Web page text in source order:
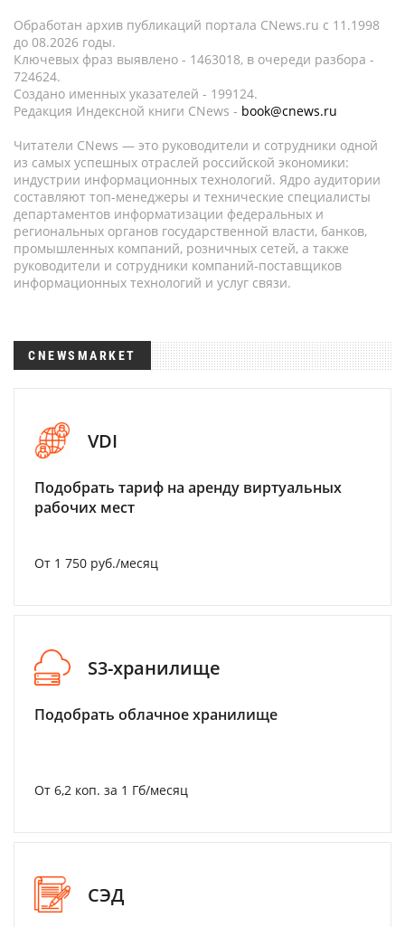
Обработан архив публикаций портала CNews.ru c 11.1998
до 08.2026 годы.
Ключевых фраз выявлено - 1463018, в очереди разбора -
724624.
Создано именных указателей - 199124.
Редакция Индексной книги CNews - book@cnews.ru
Читатели CNews — это руководители и сотрудники одной
из самых успешных отраслей российской экономики:
индустрии информационных технологий. Ядро аудитории
составляют топ-менеджеры и технические специалисты
департаментов информатизации федеральных и
региональных органов государственной власти, банков,
промышленных компаний, розничных сетей, а также
руководители и сотрудники компаний-поставщиков
информационных технологий и услуг связи.
CNEWSMARKET
VDI
Подобрать тариф на аренду виртуальных
рабочих мест
От 1 750 руб./месяц
S3-хранилище
Подобрать облачное хранилище
От 6,2 коп. за 1 Гб/месяц
СЭД